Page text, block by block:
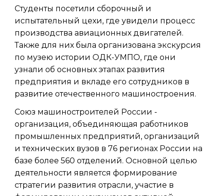
Студенты посетили сборочный и
испытательный цехи, где увидели процесс
производства авиационных двигателей.
Также для них была организована экскурсия
по музею истории ОДК-УМПО, где они
узнали об основных этапах развития
предприятия и вкладе его сотрудников в
развитие отечественного машиностроения.
Союз машиностроителей России -
организация, объединяющая работников
промышленных предприятий, организаций
и технических вузов в 76 регионах России на
базе более 560 отделений. Основной целью
деятельности является формирование
стратегии развития отрасли, участие в